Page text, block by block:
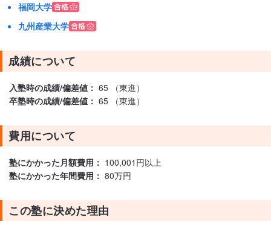
福岡大学
九州産業大学
成績について
入塾時の成績/偏差値： 65 （東進）
卒塾時の成績/偏差値： 65 （東進）
費用について
塾にかかった月額費用： 100,001円以上
塾にかかった年間費用： 80万円
この塾に決めた理由